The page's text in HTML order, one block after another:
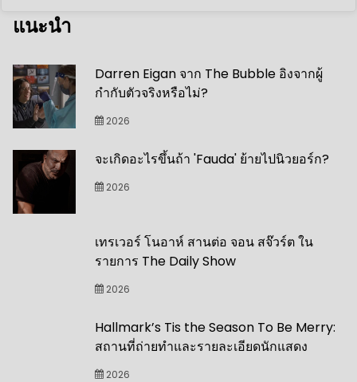
แนะนำ
Darren Eigan จาก The Bubble อิงจากผู้
กำกับตัวจริงหรือไม่?
2026
จะเกิดอะไรขึ้นถ้า 'Fauda' ย้ายไปนิวยอร์ก?
2026
เทรเวอร์ โนอาห์ สานต่อ จอน สจ๊วร์ต ใน
รายการ The Daily Show
2026
Hallmark’s Tis the Season To Be Merry:
สถานที่ถ่ายทำและรายละเอียดนักแสดง
2026